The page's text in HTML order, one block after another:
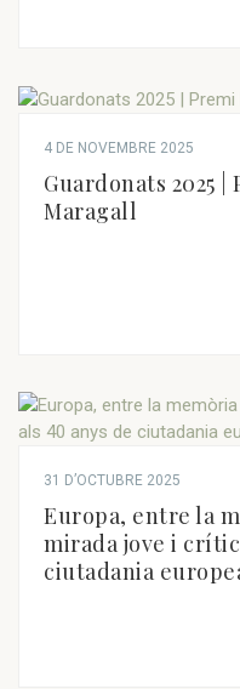
4 DE NOVEMBRE 2025
Guardonats 2025
Maragall
31 D’OCTUBRE 2025
Europa, entre la
mirada jove i
ciutadania